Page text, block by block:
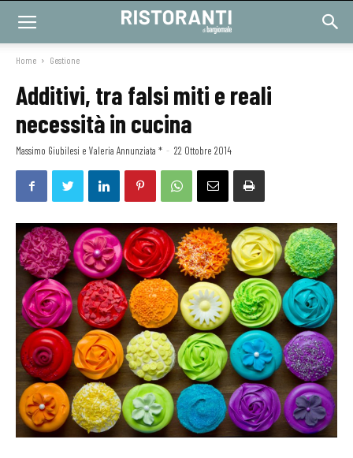
Home Gestione
Additivi, tra falsi miti e reali
necessità in cucina
Massimo Giubilesi e Valeria Annunziata * - 22 Ottobre 2014